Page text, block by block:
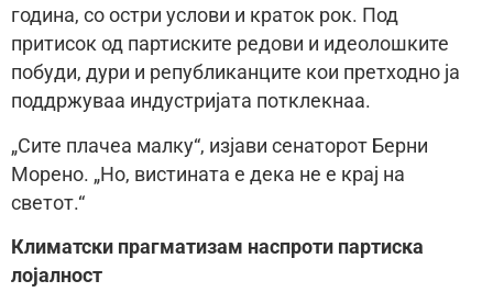
година, со остри услови и краток рок. Под
притисок од партиските редови и идеолошките
побуди, дури и републиканците кои претходно ја
поддржуваа индустријата потклекнаа.
„Сите плачеа малку“, изјави сенаторот Берни
Морено. „Но, вистината е дека не е крај на
светот.“
Климатски прагматизам наспроти партиска
лојалност